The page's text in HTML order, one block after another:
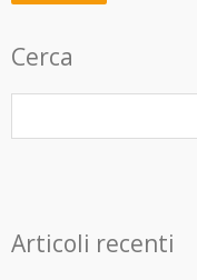
Cerca
Articoli recenti